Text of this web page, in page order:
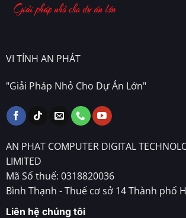
VI TÍNH AN PHÁT
"Giải Pháp Nhỏ Cho Dự Án Lớn"
AN PHAT COMPUTER DIGITAL
LIMITED
Mã Số thuế: 0318820036
Bình Thạnh - Thuế cơ sở 14 Thành phố
Liên hệ chúng tôi